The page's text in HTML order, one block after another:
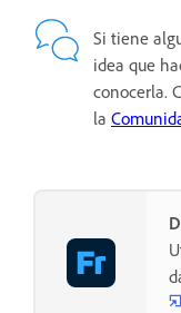
Si tiene
idea que
conocerla.
la